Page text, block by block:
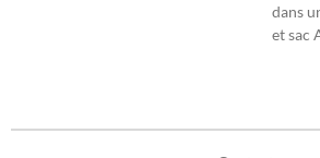
dans
et sac